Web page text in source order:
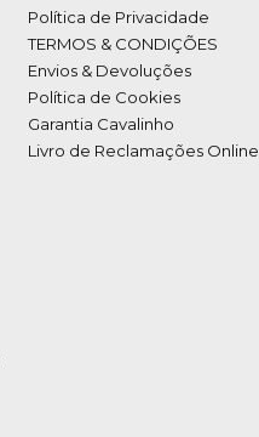
Política de Privacidade
TERMOS & CONDIÇÕES
Envios & Devoluções
Política de Cookies
Garantia Cavalinho
Livro de Reclamações Online